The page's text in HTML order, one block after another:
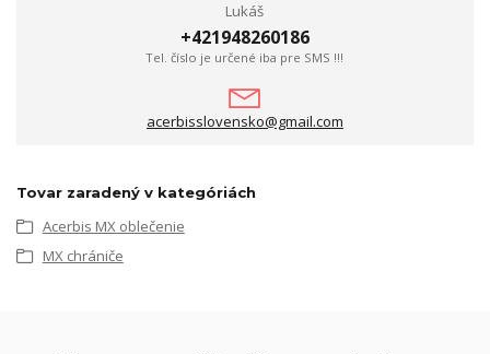
Lukáš
+421948260186
Tel. číslo je určené iba pre SMS !!!
acerbisslovensko@gmail.com
Tovar zaradený v kategóriách
Acerbis MX oblečenie
MX chrániče